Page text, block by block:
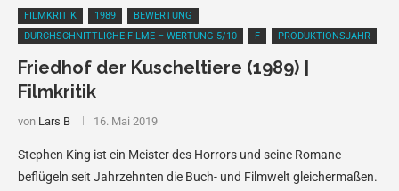
FILMKRITIK 1989
BEWERTUNG
DURCHSCHNITTLICHE FILME – WERTUNG 5/10
F PRODUKTIONSJAHR
Friedhof der Kuscheltiere (1989) |
Filmkritik
von Lars B 16. Mai 2019
Stephen King ist ein Meister des Horrors und seine Romane
beflügeln seit Jahrzehnten die Buch- und Filmwelt gleichermaßen.